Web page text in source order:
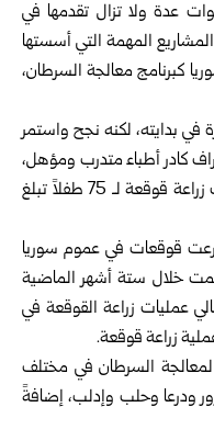
عدة ولا تزال تقدمها في
المهمة التي أسستها
كبرنامج معالجة السرطان،
في بدايته، لكنه نجح واستمر
كادر أطباء متدرب ومؤهل،
لافتاً إلى أن سامز دعمت بالكامل عمليات زراعة قوقعة لـ 75 طفلاً تبلغ
قوقعات في عموم سوريا
خلال ستة أشهر الماضية
عمليات زراعة القوقعة في
السرطان في مختلف
ودرعا وحلب وإدلب، إضافةً